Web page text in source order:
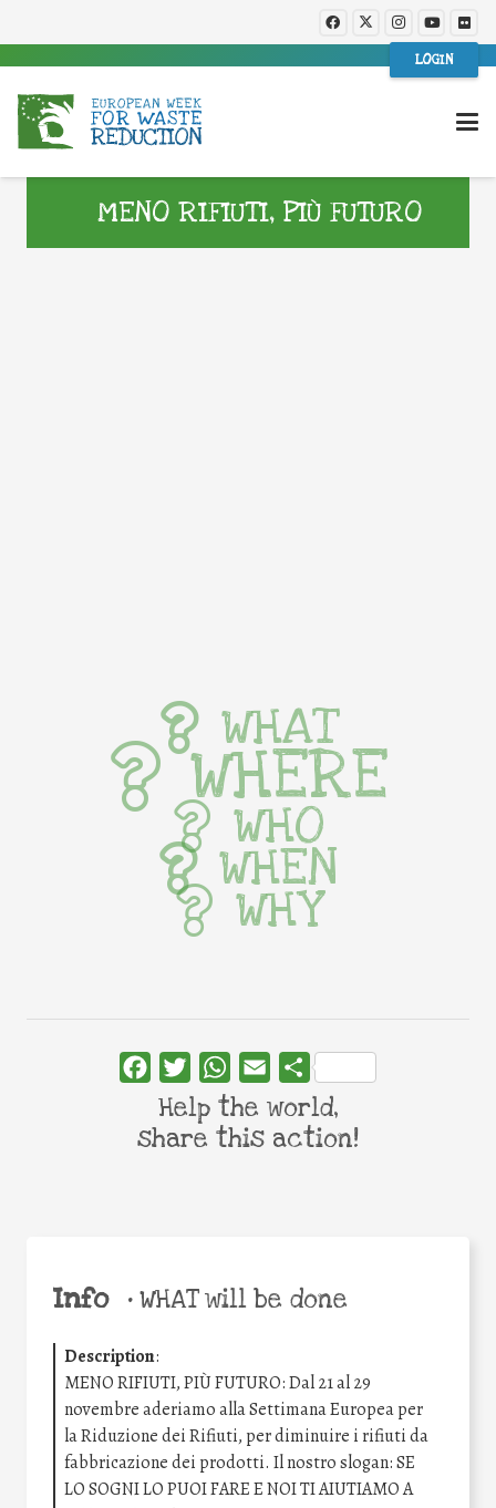
LOGIN
MENO RIFIUTI, PIÙ FUTURO
Info •WHAT will be done
Description:
MENO RIFIUTI, PIÙ FUTURO: Dal 21 al 29
novembre aderiamo alla Settimana Europea per
la Riduzione dei Rifiuti, per diminuire i rifiuti da
fabbricazione dei prodotti. Il nostro slogan: SE
LO SOGNI LO PUOI FARE E NOI TI AIUTIAMO A
WHAT
WHERE
WHO
WHEN
WHY
FacebookTwitterWhatsApp
Email Share
Help the world,
share this action!